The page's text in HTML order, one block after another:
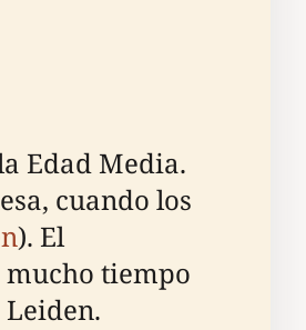
Edad Media.
cuando los
). El
tiempo